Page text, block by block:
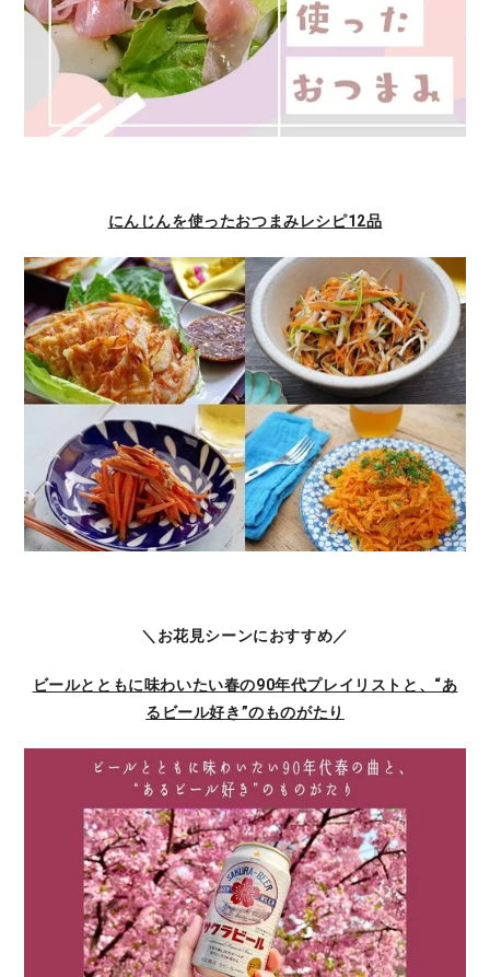
にんじんを使ったおつまみレシピ12品
＼お花見シーンにおすすめ／
ビールとともに味わいたい春の90年代プレイリストと、“あ
るビール好き”のものがたり